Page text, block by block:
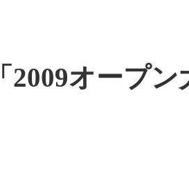
「2009オープ